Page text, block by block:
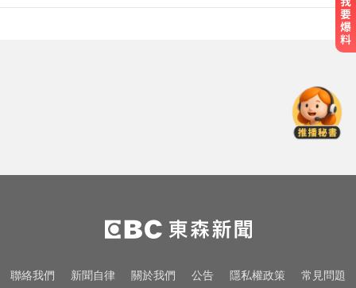
足協報公帳被抓包
隔夜菜藏致命危機？醫揭預防食物
中毒關鍵
台指期夜盤狂飆736點 專家揭反彈
聯絡我們 新聞自律 關於我們 公告 隱私權政策 常見問題